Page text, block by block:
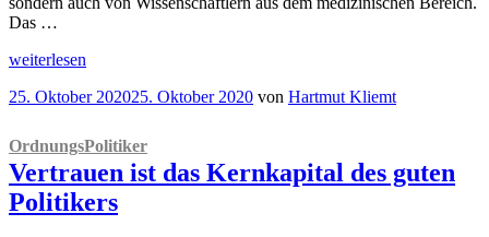
Das …
„Onkel
spricht
Covid-
19“
weiterlesen
Veröffentlicht
25. Oktober 202025. Oktober 2020 von Hartmut Kliemt
OrdnungsPolitiker
Vertrauen ist das Kernkapital des guten
Politikers